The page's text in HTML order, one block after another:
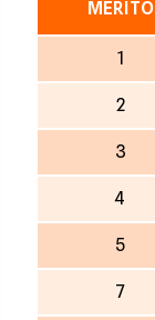
MERITO
1
2
3
4
5
7